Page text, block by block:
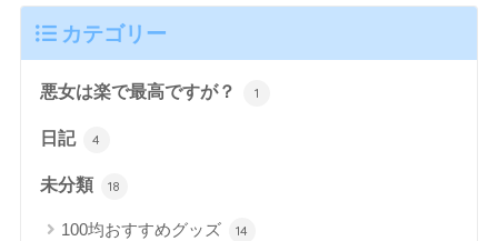
カテゴリー
悪女は楽で最高ですが？ 1
日記 4
未分類 18
100均おすすめグッズ 14